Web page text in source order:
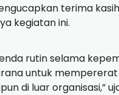
terima
kegiatan ini.
rutin selama
untuk
di luar organisasi,”